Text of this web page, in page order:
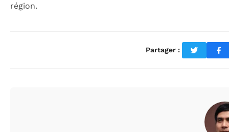
région.
Partager :